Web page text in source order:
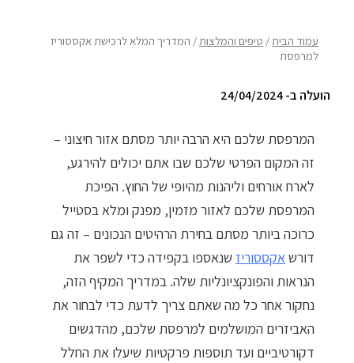
אקססוריז
עודפים
קטלוג צבעים
טיפים והמלצות
עבודות אחרונות
צור קשר
הצהרת נגישות
עמוד הבית/ טיפים והמלצות/ המדריך המלא לרכישת אקססוריז
למרפסת
הועלה ב- 24/04/2024
המרפסת שלכם היא הרבה יותר מסתם אזור חיצוני –
זה המקום הפרטי שלכם שבו אתם יכולים להירגע,
לארח אורחים וליהנות מהיופי של החוץ. הפיכת
המרפסת שלכם לאזור מזמין, מפנק ומלא בסטייל
כרוכה ביותר מסתם בחירת הרהיטים הנכונים – זה גם
דורשאקססוריז שנאספו בקפידה כדי לשפר את
הנראות והפונקציונליות שלה. במדריך המקיף הזה,
נחקור אחר כל מה שאתם צריך לדעת כדי לבחור את
האביזרים המושלמים למרפסת שלכם, מהדגשים
דקורטיביים ועד תוספות פרקטיות שיעלו את החלל